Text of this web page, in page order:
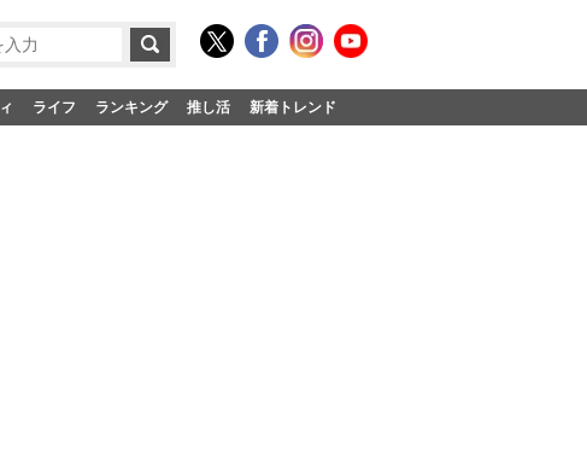
ライフ ランキング 推し活 新着トレンド